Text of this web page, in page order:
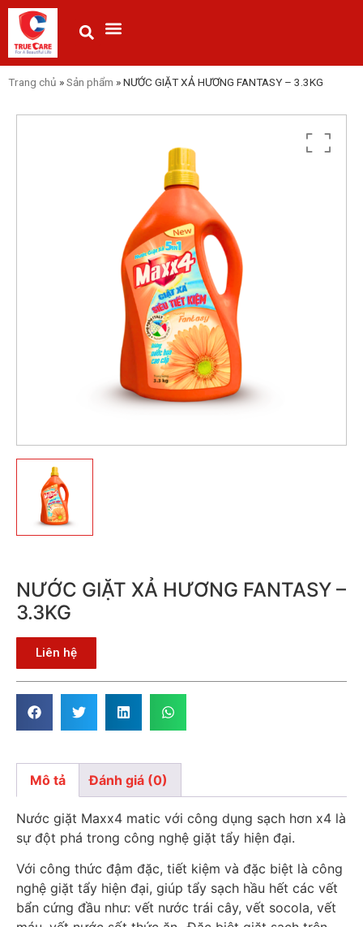
Trang chủ »Sản phẩm »NƯỚC GIẶT XẢ HƯƠNG FANTASY – 3.3KG
NƯỚC GIẶT XẢ HƯƠNG FANTASY –
3.3KG
Liên hệ
Mô tả Đánh giá (0)
Mô tả
Nước giặt Maxx4 matic với công dụng sạch hơn x4 là
sự đột phá trong công nghệ giặt tẩy hiện đại.
Với công thức đậm đặc, tiết kiệm và đặc biệt là công
nghệ giặt tẩy hiện đại, giúp tẩy sạch hầu hết các vết
bẩn cứng đầu như: vết nước trái cây, vết socola, vết